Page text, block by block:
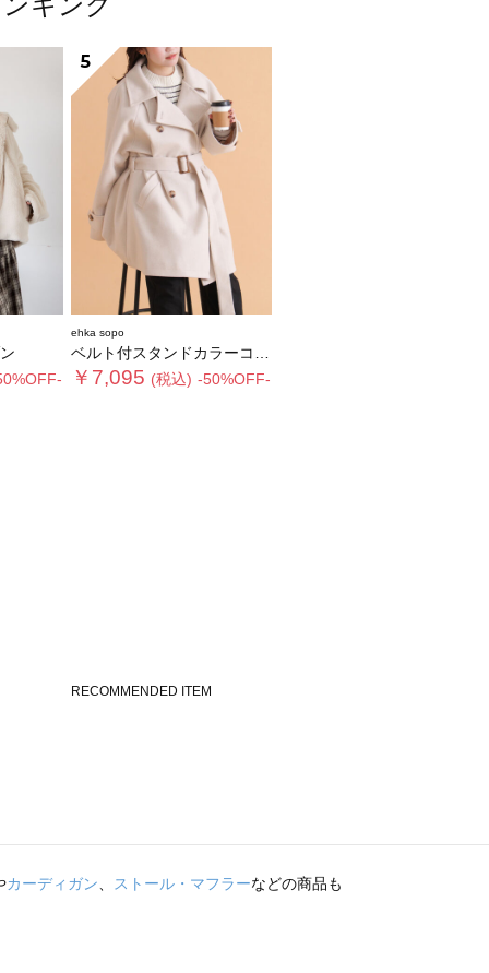
5
ehka sopo
ベルト付スタンドカラーコート
￥7,095 (税込) -50%OFF-
カーディガン、 ストール・マフラーなどの商品も